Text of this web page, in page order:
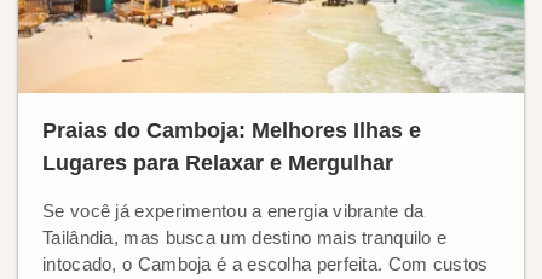
Praias do Camboja: Melhores Ilhas e
Lugares para Relaxar e Mergulhar
Se você já experimentou a energia vibrante da
Tailândia, mas busca um destino mais tranquilo e
intocado, o Camboja é a escolha perfeita. Com custos